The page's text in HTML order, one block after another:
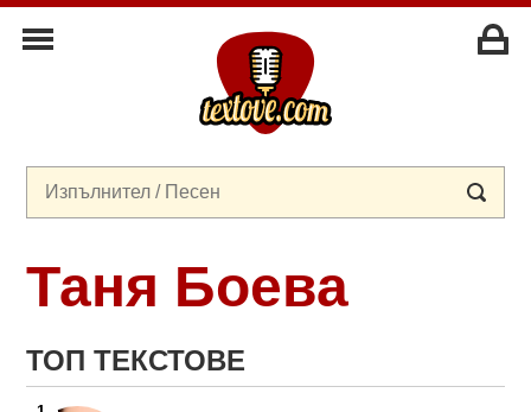
Таня Боева
ТОП ТЕКСТОВЕ